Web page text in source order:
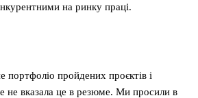
на ринку праці.
портфоліо пройдених проєктів і
не вказала це в резюме. Ми просили в